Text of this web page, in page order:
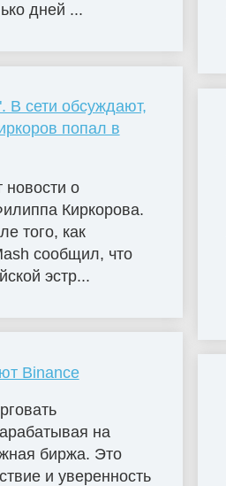
дней ...
В сети обсуждают,
попал в
новости о
Киркорова.
того, как
сообщил, что
эстр...
Binance
на
биржа. Это
и уверенность